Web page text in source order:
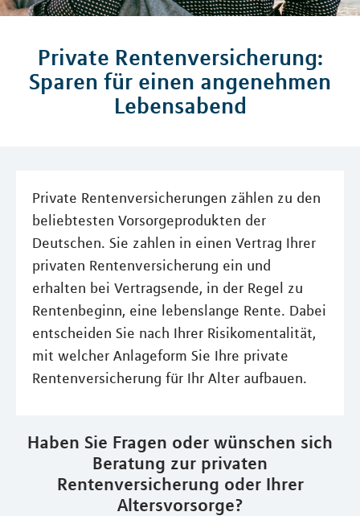
Private Rentenversicherung:
Sparen für einen angenehmen
Lebensabend
Private Rentenversicherungen zählen zu den
beliebtesten Vorsorgeprodukten der
Deutschen. Sie zahlen in einen Vertrag Ihrer
privaten Rentenversicherung ein und
erhalten bei Vertragsende, in der Regel zu
Rentenbeginn, eine lebenslange Rente. Dabei
entscheiden Sie nach Ihrer Risikomentalität,
mit welcher Anlageform Sie Ihre private
Rentenversicherung für Ihr Alter aufbauen.
Haben Sie Fragen oder wünschen sich
Beratung zur privaten
Rentenversicherung oder Ihrer
Altersvorsorge?